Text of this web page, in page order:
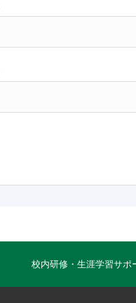
校内研修・生涯学習サポ